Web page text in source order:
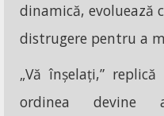
dinamică, evoluează
distrugere pentru a
„Vă înșelați,”
ordinea devine